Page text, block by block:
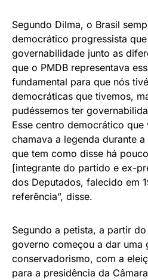
Segundo Dilma, o Brasil
democrático progressista
governabilidade junto as
que o PMDB representava
fundamental para que nós
democráticas que tivemos,
pudéssemos ter
Esse centro democrático
chamava a legenda durante
que tem como disse há
[integrante do partido e ex-
dos Deputados, falecido em
referência”, disse.
Segundo a petista, a partir
governo começou a dar uma
conservadorismo, com a
para a presidência da